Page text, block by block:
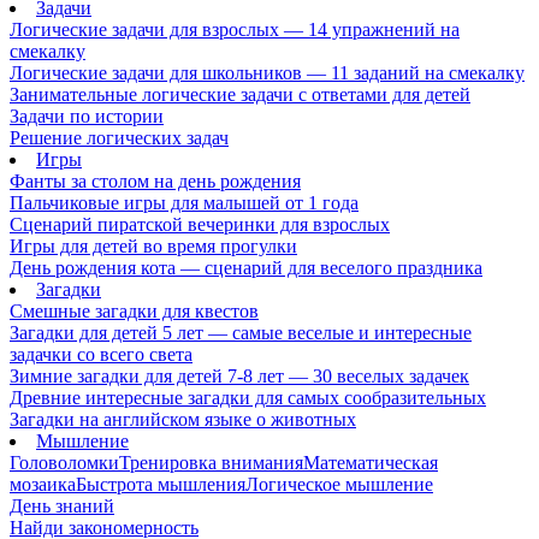
Задачи
Логические задачи для взрослых — 14 упражнений на
смекалку
Логические задачи для школьников — 11 заданий на смекалку
Занимательные логические задачи с ответами для детей
Задачи по истории
Решение логических задач
Игры
Фанты за столом на день рождения
Пальчиковые игры для малышей от 1 года
Сценарий пиратской вечеринки для взрослых
Игры для детей во время прогулки
День рождения кота — сценарий для веселого праздника
Загадки
Смешные загадки для квестов
Загадки для детей 5 лет — самые веселые и интересные
задачки со всего света
Зимние загадки для детей 7-8 лет — 30 веселых задачек
Древние интересные загадки для самых сообразительных
Загадки на английском языке о животных
Мышление
ГоловоломкиТренировка вниманияМатематическая
мозаикаБыстрота мышленияЛогическое мышление
День знаний
Найди закономерность